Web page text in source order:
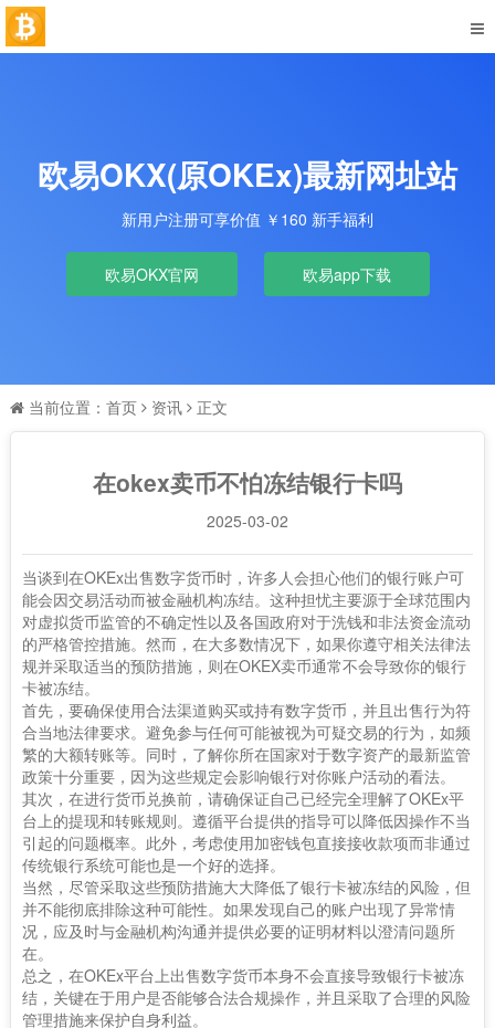
欧易OKX(原OKEx)最新网址站
新用户注册可享价值 ￥160 新手福利
欧易OKX官网 欧易app下载
当前位置： 首页 资讯 正文
在okex卖币不怕冻结银行卡吗
2025-03-02
当谈到在OKEx出售数字货币时，许多人会担心他们的银行账户可
能会因交易活动而被金融机构冻结。这种担忧主要源于全球范围内
对虚拟货币监管的不确定性以及各国政府对于洗钱和非法资金流动
的严格管控措施。然而，在大多数情况下，如果你遵守相关法律法
规并采取适当的预防措施，则在OKEX卖币通常不会导致你的银行
卡被冻结。
首先，要确保使用合法渠道购买或持有数字货币，并且出售行为符
合当地法律要求。避免参与任何可能被视为可疑交易的行为，如频
繁的大额转账等。同时，了解你所在国家对于数字资产的最新监管
政策十分重要，因为这些规定会影响银行对你账户活动的看法。
其次，在进行货币兑换前，请确保证自己已经完全理解了OKEx平
台上的提现和转账规则。遵循平台提供的指导可以降低因操作不当
引起的问题概率。此外，考虑使用加密钱包直接接收款项而非通过
传统银行系统可能也是一个好的选择。
当然，尽管采取这些预防措施大大降低了银行卡被冻结的风险，但
并不能彻底排除这种可能性。如果发现自己的账户出现了异常情
况，应及时与金融机构沟通并提供必要的证明材料以澄清问题所
在。
总之，在OKEx平台上出售数字货币本身不会直接导致银行卡被冻
结，关键在于用户是否能够合法合规操作，并且采取了合理的风险
管理措施来保护自身利益。